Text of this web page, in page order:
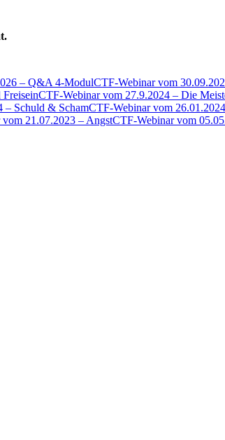
– Q&A 4-ModulCTF-Webinar vom
CTF-Webinar vom 27.9.2024 – Die
– Schuld & SchamCTF-Webinar vom
21.07.2023 – AngstCTF-Webinar vom